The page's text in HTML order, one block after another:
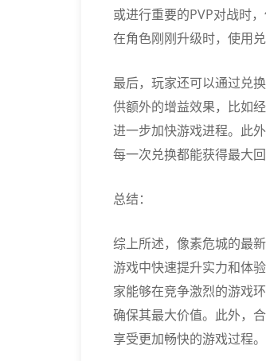
或进行重要的PVP对战时
在角色刚刚升级时，使用
最后，玩家还可以通过兑
供额外的增益效果，比如
进一步加快游戏进程。此
每一次兑换都能获得最大回
总结：
综上所述，像素危城的最
游戏中快速提升实力和体
家能够在竞争激烈的游戏
确保其最大价值。此外，
享受更加畅快的游戏过程。